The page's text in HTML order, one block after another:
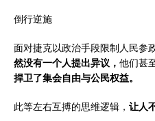
倒行逆施
面对捷克以政治手段限制人民参
然没有一个人提出异议， 他们甚
捍卫了集会自由与公民权益。
此等左右互搏的思维逻辑， 让人